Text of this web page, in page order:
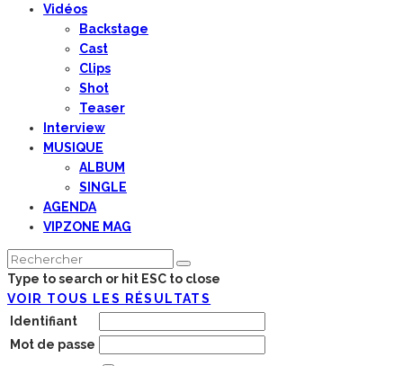
Vidéos
Backstage
Cast
Clips
Shot
Teaser
Interview
MUSIQUE
ALBUM
SINGLE
AGENDA
VIPZONE MAG
Type to search or hit ESC to close
VOIR TOUS LES RÉSULTATS
Identifiant
Mot de passe